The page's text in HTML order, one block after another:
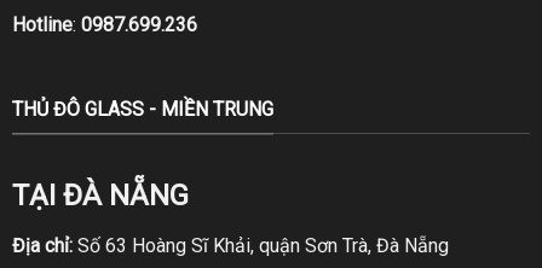
Hotline: 0987.699.236
THỦ ĐÔ GLASS - MIỀN TRUNG
TẠI ĐÀ NẴNG
Địa chỉ:Số 63 Hoàng Sĩ Khải, quận Sơn Trà, Đà Nẵng